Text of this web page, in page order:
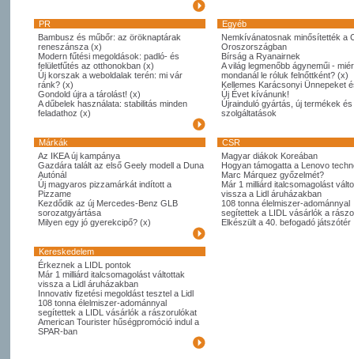
PR
Egyéb
Bambusz és műbőr: az öröknaptárak
reneszánsza (x)
Modern fűtési megoldások: padló- és
felületfűtés az otthonokban (x)
Új korszak a weboldalak terén: mi vár
ránk? (x)
Gondold újra a tárolást! (x)
A dűbelek használata: stabilitás minden
feladathoz (x)
Nemkívánatosnak minősítették a
Oroszországban
Bírság a Ryanairnek
A világ legmenőbb ágyneműi -
mondanál le róluk felnőttként? (x)
Kellemes Karácsonyi Ünnepeket
Új Évet kívánunk!
Újrainduló gyártás, új termékek és
szolgáltatások
Márkák
CSR
Az IKEA új kampánya
Gazdára talált az első Geely modell a Duna
Autónál
Új magyaros pizzamárkát indított a
Pizzame
Kezdődik az új Mercedes-Benz GLB
sorozatgyártása
Milyen egy jó gyerekcipő? (x)
Magyar diákok Koreában
Hogyan támogatta a Lenovo
Marc Márquez győzelmét?
Már 1 milliárd italcsomagolást
vissza a Lidl áruházakban
108 tonna élelmiszer-adománnyal
segítettek a LIDL vásárlók a
Elkészült a 40. befogadó játszótér
Kereskedelem
Érkeznek a LIDL pontok
Már 1 milliárd italcsomagolást váltottak
vissza a Lidl áruházakban
Innovativ fizetési megoldást tesztel a Lidl
108 tonna élelmiszer-adománnyal
segítettek a LIDL vásárlók a rászorulókat
American Tourister hűségpromóció indul a
SPAR-ban